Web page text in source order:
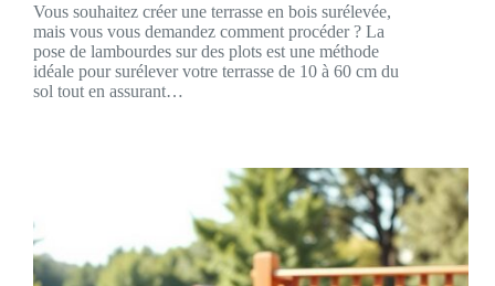
Vous souhaitez créer une terrasse en bois surélevée,
mais vous vous demandez comment procéder ? La
pose de lambourdes sur des plots est une méthode
idéale pour surélever votre terrasse de 10 à 60 cm du
sol tout en assurant…